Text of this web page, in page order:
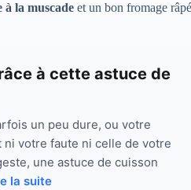
à la muscade et un bon fromage
à cette astuce de
un peu dure, ou votre
ni votre faute ni celle de votre
une astuce de cuisson
la suite